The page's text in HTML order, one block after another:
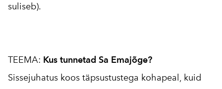
suliseb).
TEEMA: Kus tunnetad Sa Emajõge?
Sissejuhatus koos täpsustustega kohapeal, kuid